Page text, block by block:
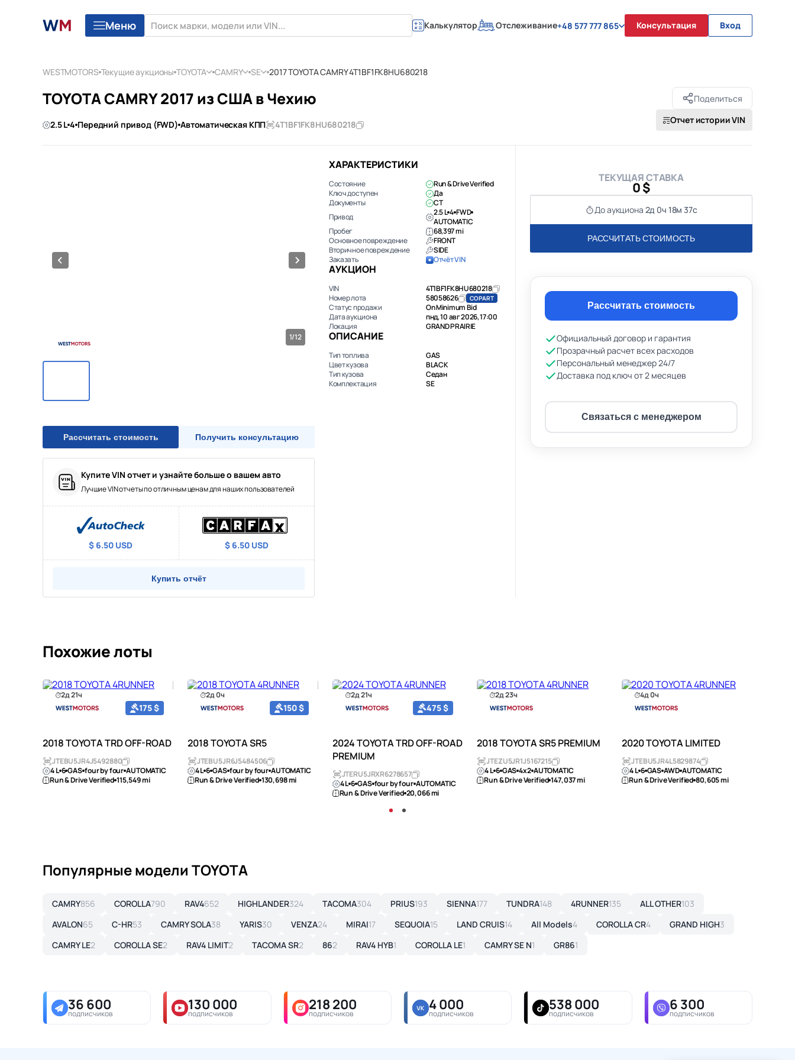
Меню Калькулятор Отслеживание+48 577 777 865 Консультация Вход
WESTMOTORS Текущие аукционы TOYOTA CAMRY SE 2017 TOYOTA CAMRY 4T1BF1FK8HU680218
TOYOTA CAMRY 2017 из США в Чехию Поделиться
2.5 L 4 Передний привод (FWD) Автоматическая КПП 4T1BF1FK8HU680218 Отчет истории VIN
1/12 2/12
Рассчитать стоимость Получить консультацию
Купите VIN отчет и узнайте больше о вашем авто
Лучшие VIN отчеты по отличным ценам для наших пользователей
$ 6.50 USD $ 6.50 USD
Купить отчёт
ХАРАКТЕРИСТИКИ
Состояние
Run & Drive Verified
Ключ доступен
Да
Документы
CT
Привод
2.5 L 4 FWD
AUTOMATIC
Пробег
68,397 mi
Основное повреждение
FRONT
Вторичное повреждение
SIDE
Заказать
Отчёт VIN
АУКЦИОН
VIN
4T1BF1FK8HU680218
Номер лота
58058626 COPART
Статус продажи
On Minimum Bid
Дата аукциона
пнд, 10 авг 2026, 17:00
Локация
GRAND PRAIRIE
ОПИСАНИЕ
Тип топлива
GAS
Цвет кузова
BLACK
Тип кузова
Седан
Комплектация
SE
ТЕКУЩАЯ СТАВКА
0 $
До аукциона 2д 0ч 18м 37с
РАССЧИТАТЬ СТОИМОСТЬ
Рассчитать стоимость
Официальный договор и гарантия
Прозрачный расчет всех расходов
Персональный менеджер 24/7
Доставка под ключ от 2 месяцев
Связаться с менеджером
Похожие лоты
2д 21ч
175 $
2018 TOYOTA TRD OFF-ROAD
JTEBU5JR4J5492880
4 L 6 GAS four by four AUTOMATIC
Run & Drive Verified 115,549 mi
2д 0ч
150 $
2018 TOYOTA SR5
JTEBU5JR6J5484506
4 L 6 GAS four by four AUTOMATIC
Run & Drive Verified 130,698 mi
2д 21ч
475 $
2024 TOYOTA TRD OFF-ROAD
PREMIUM
JTERU5JRXR6278657
4 L 6 GAS four by four AUTOMATIC
Run & Drive Verified 20,066 mi
2д 23ч
2018 TOYOTA SR5 PREMIUM
JTEZU5JR1J5167215
4 L 6 GAS 4x2 AUTOMATIC
Run & Drive Verified 147,037 mi
4д 0ч
2020 TOYOTA LIMITED
JTEBU5JR4L5829874
4 L 6 GAS AWD AUTOMATIC
Run & Drive Verified 80,605 mi
Популярные модели TOYOTA
CAMRY856 COROLLA790 RAV4652 HIGHLANDER324 TACOMA304 PRIUS193 SIENNA177 TUNDRA148 4RUNNER135 ALL OTHER103
AVALON65 C-HR53 CAMRY SOLA38 YARIS30 VENZA24 MIRAI17 SEQUOIA15 LAND CRUIS14 All Models4 COROLLA CR4 GRAND HIGH3
CAMRY LE2 COROLLA SE2 RAV4 LIMIT2 TACOMA SR2 862 RAV4 HYB1 COROLLA LE1 CAMRY SE N1 GR861
36 600
подписчиков
130 000
подписчиков
218 200
подписчиков
4 000
подписчиков
538 000
подписчиков
6 300
подписчиков